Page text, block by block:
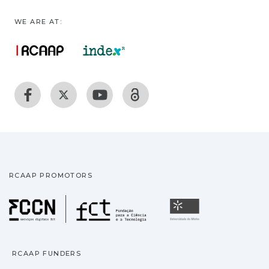
WE ARE AT:
RCAAP PROMOTORS
Fundação para a
RCAAP FUNDERS